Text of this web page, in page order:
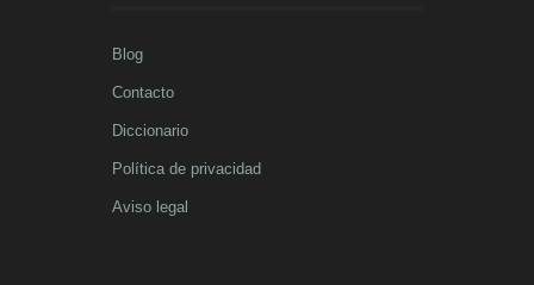
Blog
Contacto
Diccionario
Política de privacidad
Aviso legal